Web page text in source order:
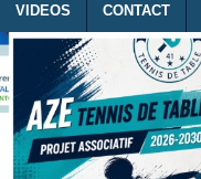
VIDEOS CONTACT